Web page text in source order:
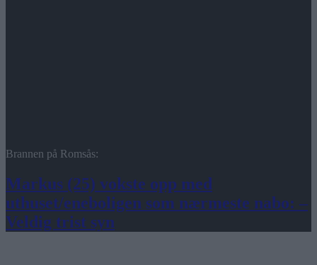
Brannen på Romsås:
Markus (25) vokste opp med
uthuset/eneboligen som nærmeste nabo: –
Veldig trist syn